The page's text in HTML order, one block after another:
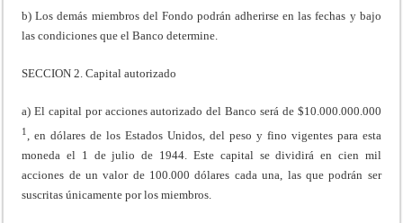
b) Los demás miembros del Fondo podrán adherirse en las fechas y bajo
las condiciones que el Banco determine.
SECCION 2. Capital autorizado
a) El capital por acciones autorizado del Banco será de $10.000.000.000
1, en dólares de los Estados Unidos, del peso y fino vigentes para esta
moneda el 1 de julio de 1944. Este capital se dividirá en cien mil
acciones de un valor de 100.000 dólares cada una, las que podrán ser
suscritas únicamente por los miembros.